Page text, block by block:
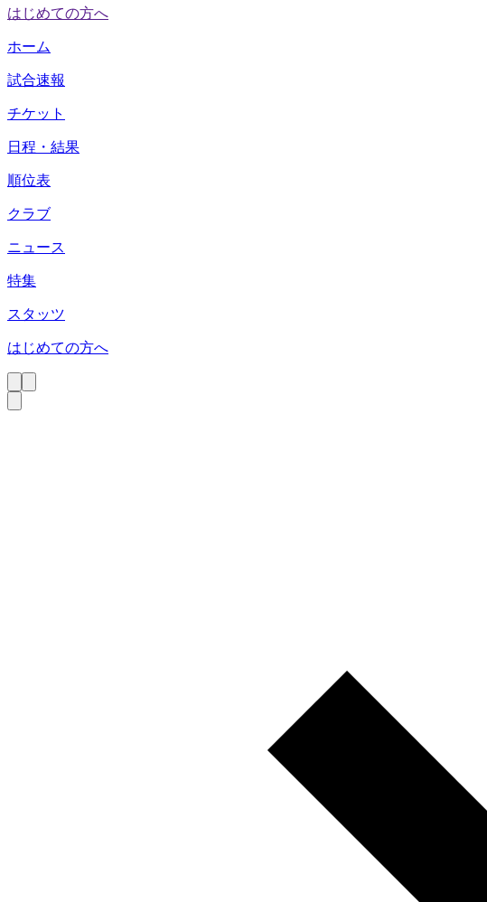
はじめての方へ
ホーム
試合速報
チケット
日程・結果
順位表
クラブ
ニュース
特集
スタッツ
はじめての方へ